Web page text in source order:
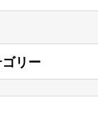
リー